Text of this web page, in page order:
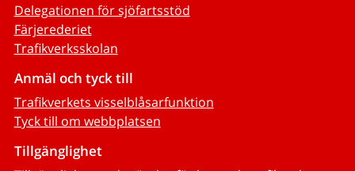
Delegationen för sjöfartsstöd
Färjerederiet
Trafikverksskolan
Anmäl och tyck till
Trafikverkets visselblåsarfunktion
Tyck till om webbplatsen
Tillgänglighet